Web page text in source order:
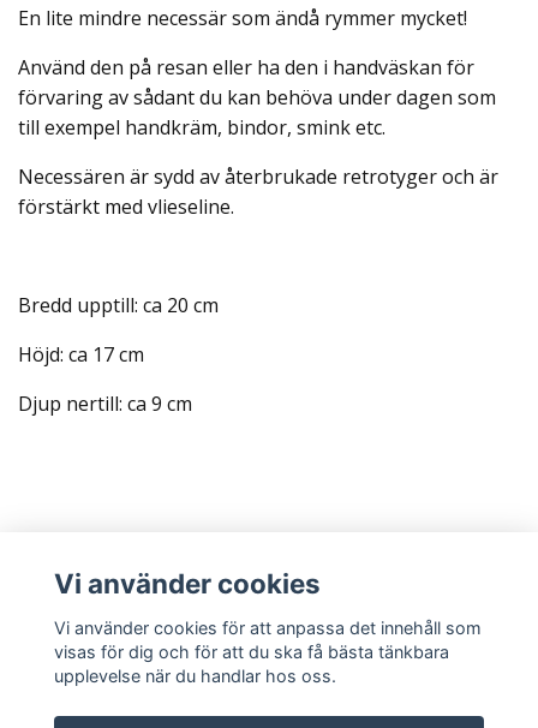
En lite mindre necessär som ändå rymmer mycket!
Använd den på resan eller ha den i handväskan för
förvaring av sådant du kan behöva under dagen som
till exempel handkräm, bindor, smink etc.
Necessären är sydd av återbrukade retrotyger och är
förstärkt med vlieseline.
Bredd upptill: ca 20 cm
Höjd: ca 17 cm
Djup nertill: ca 9 cm
Sociala medier
Vi använder cookies
Vi använder cookies för att anpassa det innehåll som
visas för dig och för att du ska få bästa tänkbara
upplevelse när du handlar hos oss.